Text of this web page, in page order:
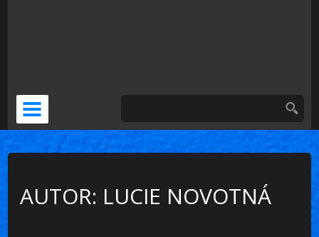
DOČASNÁ NÁHRADA
KERAMICKÁ KORUNKA
VENEERS
AUTOR: LUCIE NOVOTNÁ